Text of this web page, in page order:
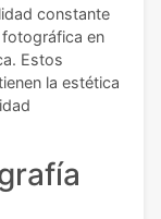
constante
en
Estos
la estética